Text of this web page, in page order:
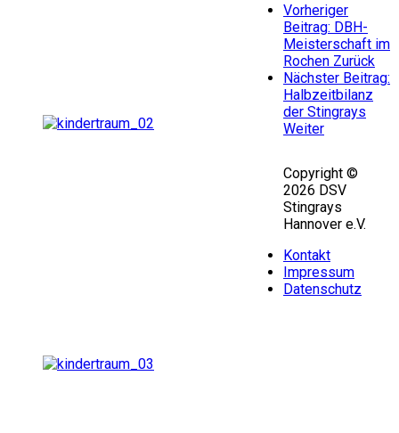
Vorheriger
Beitrag: DBH-
Meisterschaft im
Rochen Zurück
Nächster Beitrag:
Halbzeitbilanz
der Stingrays
Weiter
Copyright ©
2026 DSV
Stingrays
Hannover e.V.
Kontakt
Impressum
Datenschutz